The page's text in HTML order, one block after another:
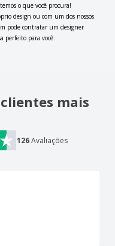
o que você procura!
design ou com um dos nossos
pode contratar um designer
perfeito para você.
mais
126 Avaliações